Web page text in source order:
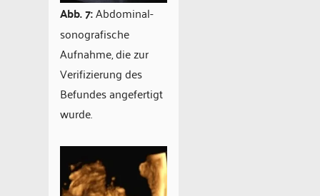
Abb. 7:Abdominal-
sonografische
Aufnahme, die zur
Verifizierung des
Befundes angefertigt
wurde.